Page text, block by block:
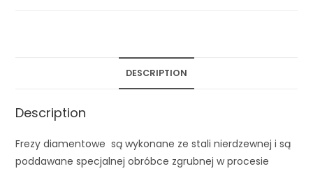
DESCRIPTION
Description
Frezy diamentowe są wykonane ze stali nierdzewnej i są
poddawane specjalnej obróbce zgrubnej w procesie